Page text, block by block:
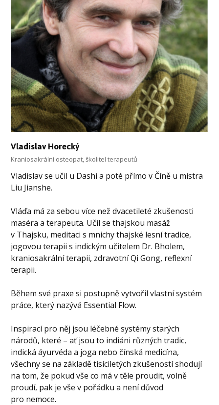
Vladislav Horecký
Kraniosakrální osteopat, školitel terapeutů
Vladislav se učil u Dashi a poté přímo v Číně u mistra
Liu Jianshe.
Vláďa má za sebou více než dvacetileté zkušenosti
maséra a terapeuta. Učil se thajskou masáž
v Thajsku, meditaci s mnichy thajské lesní tradice,
jogovou terapii s indickým učitelem Dr. Bholem,
kraniosakrální terapii, zdravotní Qi Gong, reflexní
terapii.
Během své praxe si postupně vytvořil vlastní systém
práce, který nazývá Essential Flow.
Inspirací pro něj jsou léčebné systémy starých
národů, které – ať jsou to indiáni různých tradic,
indická áyurvéda a joga nebo čínská medicína,
všechny se na základě tisíciletých zkušeností shodují
na tom, že pokud vše co má v těle proudit, volně
proudí, pak je vše v pořádku a není důvod
pro nemoce.